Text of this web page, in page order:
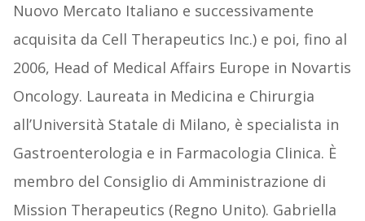
Nuovo Mercato Italiano e successivamente
acquisita da Cell Therapeutics Inc.) e poi, fino al
2006, Head of Medical Affairs Europe in Novartis
Oncology. Laureata in Medicina e Chirurgia
all’Università Statale di Milano, è specialista in
Gastroenterologia e in Farmacologia Clinica. È
membro del Consiglio di Amministrazione di
Mission Therapeutics (Regno Unito). Gabriella